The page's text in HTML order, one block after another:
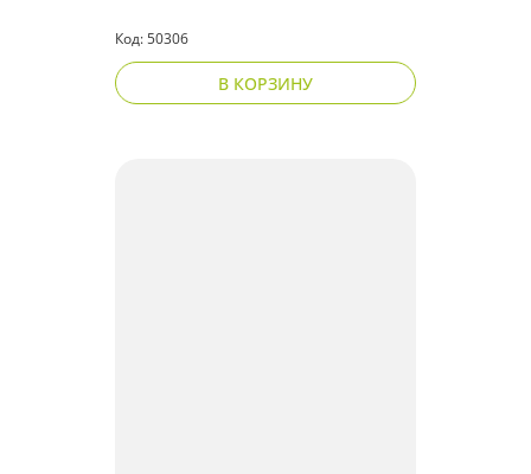
Код: 50306
В КОРЗИНУ